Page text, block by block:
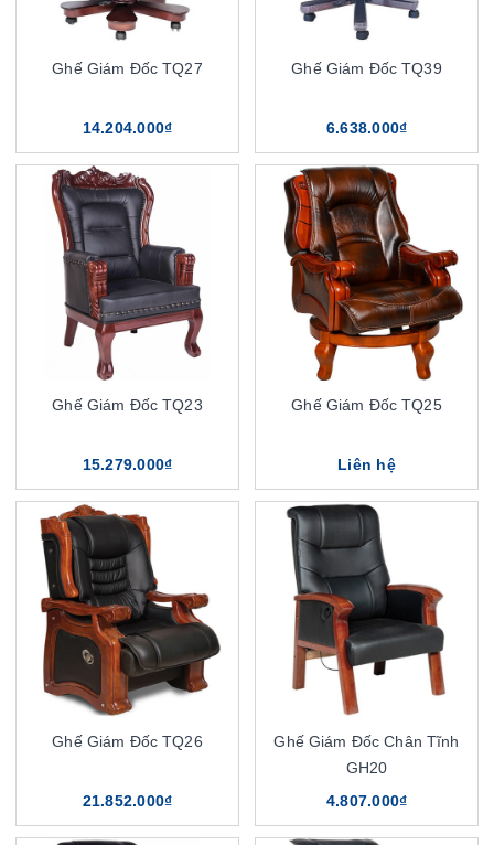
Ghế Giám Đốc TQ27
14.204.000₫
Ghế Giám Đốc TQ39
6.638.000₫
Ghế Giám Đốc TQ23
15.279.000₫
Ghế Giám Đốc TQ25
Liên hệ
Ghế Giám Đốc TQ26
21.852.000₫
Ghế Giám Đốc Chân Tĩnh
GH20
4.807.000₫